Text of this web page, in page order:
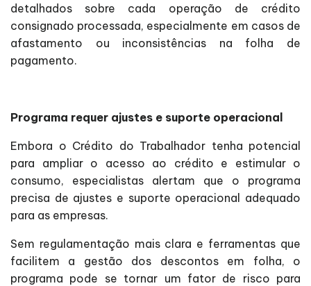
detalhados sobre cada operação de crédito
consignado processada, especialmente em casos de
afastamento ou inconsistências na folha de
pagamento.
Programa requer ajustes e suporte operacional
Embora o Crédito do Trabalhador tenha potencial
para ampliar o acesso ao crédito e estimular o
consumo, especialistas alertam que o programa
precisa de ajustes e suporte operacional adequado
para as empresas.
Sem regulamentação mais clara e ferramentas que
facilitem a gestão dos descontos em folha, o
programa pode se tornar um fator de risco para